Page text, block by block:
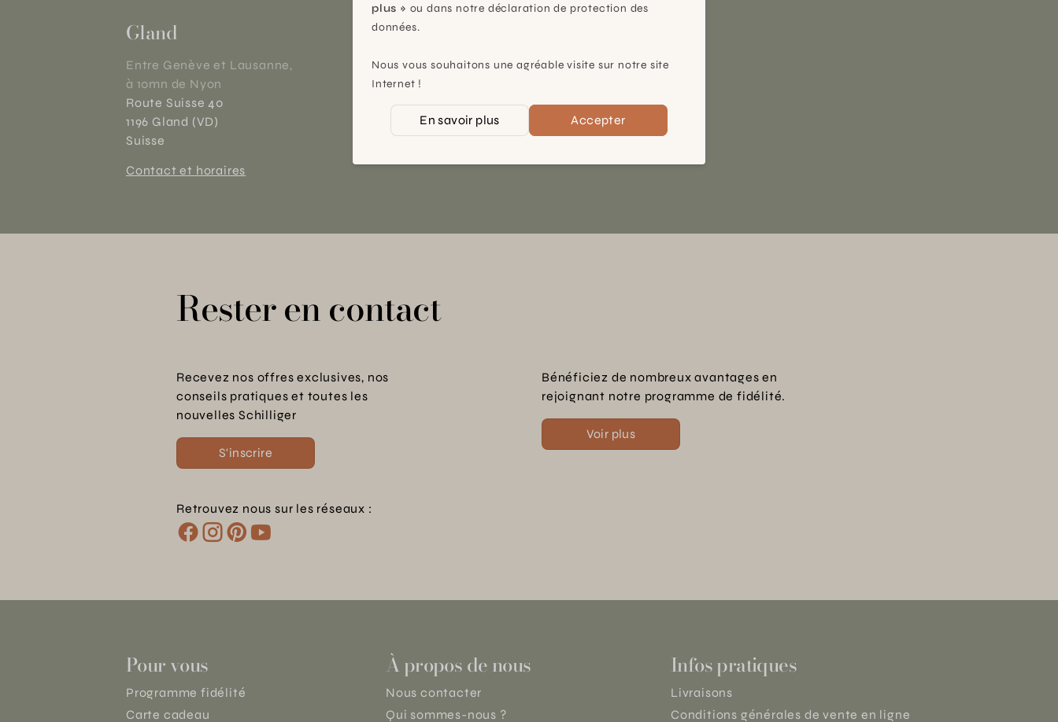
Gland
Entre Genève et Lausanne,
à 10mn de Nyon
Route Suisse 40
1196 Gland (VD)
Suisse
Contact et horaires
Plan-les-Ouates
À 15mn du centre de Genève
Chemin des Charrotons 25
1228 Plan-les-Ouates (GE)
Suisse
Rester en contact
Recevez nos offres exclusives, nos
conseils pratiques et toutes les
nouvelles Schilliger
S'inscrire
Bénéficiez de nombreux avantages en
rejoignant notre programme de fidélité.
Voir plus
Retrouvez nous sur les réseaux :
Pour vous
Programme fidélité
Carte cadeau
À propos de nous
Nous contacter
Qui sommes-nous ?
Infos pratiques
Livraisons
Conditions générales de vente en ligne
plus » ou dans notre déclaration de protection des
données.
Nous vous souhaitons une agréable visite sur notre site
Internet !
En savoir plus Accepter